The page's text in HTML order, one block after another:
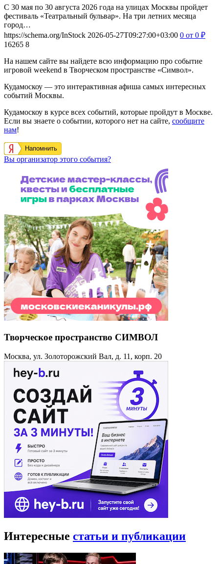
С 30 мая по 30 августа 2026 года на улицах Москвы пройдет
фестиваль «Театральный бульвар». На три летних месяца
город…
https://schema.org/InStock 2026-05-27T09:27:00+03:00 0 от 0 ₽
16265 8
На нашем сайте вы найдете всю информацию про событие
игровой weekend в Творческом пространстве «Символ».
Кудамоскоу — это интерактивная афиша самых интересных
событий Москвы.
Кудамоскоу в курсе всех событий, которые пройдут в Москве.
Если вы знаете о событии, которого нет на сайте, сообщите
нам!
Напомнить
Вы организатор этого события?
Творческое пространство СИМВОЛ
Москва, ул. Золоторожский Вал, д. 11, корп. 20
Интересные статьи и публикации